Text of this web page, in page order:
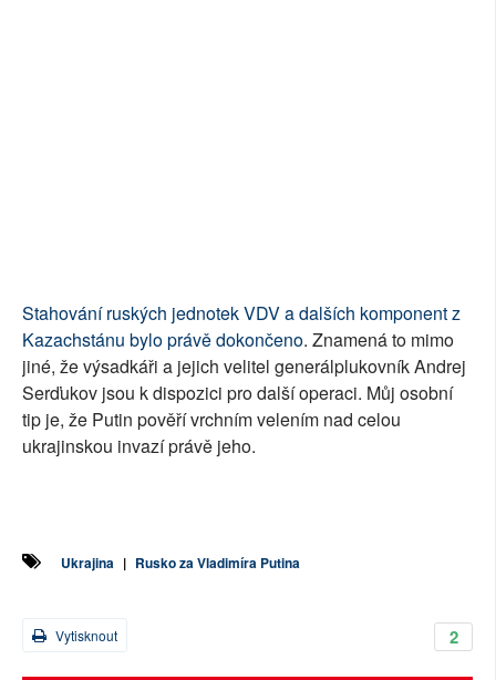
Stahování ruských jednotek VDV a dalších komponent z
Kazachstánu bylo právě dokončeno. Znamená to mimo
jiné, že výsadkáři a jejich velitel generálplukovník Andrej
Serďukov jsou k dispozici pro další operaci. Můj osobní
tip je, že Putin pověří vrchním velením nad celou
ukrajinskou invazí právě jeho.
Ukrajina | Rusko za Vladimíra Putina
2
Vytisknout